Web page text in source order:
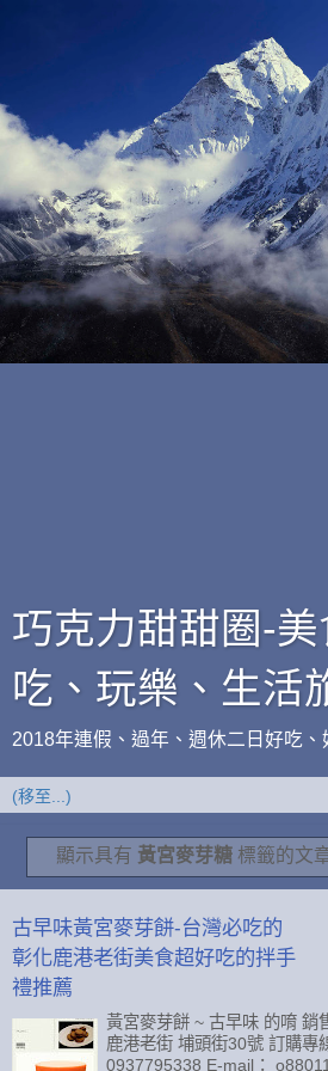
巧克力甜甜圈-
吃、玩樂、生活
2018年連假、過年、週休二日好吃
顯示具有 黃宮麥芽糖標籤的文
古早味黃宮麥芽餅-台灣必吃的
彰化鹿港老街美食超好吃的拌手
禮推薦
黃宮麥芽餅 ~ 古早味 的唷 銷
鹿港老街 埔頭街30號 訂購專
0937795338 E-mail：